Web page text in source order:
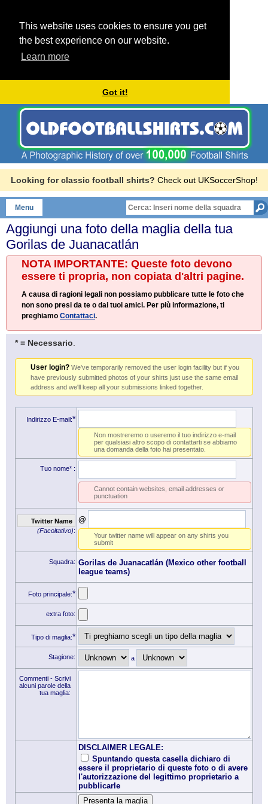
This website uses cookies to ensure you get
the best experience on our website.
Learn more
Got it!
Looking for classic football shirts? Check out UKSoccerShop!
Menu
Aggiungi una foto della maglia della tua
Gorilas de Juanacatlán
NOTA IMPORTANTE: Queste foto devono
essere ti propria, non copiata d'altri pagine.
A causa di ragioni legali non possiamo pubblicare tutte le foto che
non sono presi da te o dai tuoi amici. Per più informazione, ti
preghiamo Contattaci.
* = Necessario
User login? We've temporarily removed the user login facility but if you
have previously submitted photos of your shirts just use the same email
address and we'll keep all your submissions linked together.
Indirizzo E-mail:*
Non mostreremo o useremo il tuo indirizzo e-mail
per qualsiasi altro scopo di contattarti se abbiamo
una domanda della foto hai presentato.
Tuo nome* :
Cannot contain websites, email addresses or
punctuation
Twitter Name
(Facoltativo):
@
Your twitter name will appear on any shirts you
submit
Squadra: Gorilas de Juanacatlán (Mexico other football
league teams)
Foto principale:*
extra foto:
Tipo di maglia:*
Stagione: a
Commenti - Scrivi
alcuni parole della
tua maglia:
DISCLAIMER LEGALE:
Spuntando questa casella dichiaro di
essere il proprietario di queste foto o di avere
l'autorizzazione del legittimo proprietario a
pubblicarle